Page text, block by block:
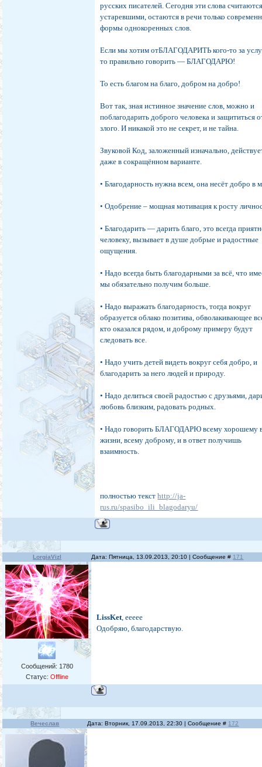
русских писателей. Сегодня эти слова
устаревшими, остаются в речи только
формы однокоренных слов.
Если мы хотим отБЛАГОДАРИТЬ кого-то за
то правильно говорить — БЛАГОДАРЮ!
То есть благом на благо, добром на добро!
Вот так, зная истинное значение слов, можно и
поблагодарить доброго человека и защититься
злого. И никакой это не секрет, и не тайна.
Звуковой Код, заложенный изначально,
даже в сокращённом варианте.
• Благодарность нужна всем, она несёт добро в
• Одобрение – мощная мотивация к росту
• Благодарить — дарить благо, это всегда
человеку, вызывает в душе добрые и радостные
ощущения.
• Надо всегда быть благодарными за всё, что
мы обязательно получим больше.
• Надо выражать благодарность, тогда вокруг
образуется облако позитива, обволакивающее
кто оказался рядом, и доброму примеру будут
следовать все.
• Надо учить детей видеть вокруг себя добро, и
благодарить за него людей и природу.
• Надо делиться своей радостью с друзьями,
любовь близким, радовать родных.
• Надо говорить БЛАГОДАРЮ всему хорошему
жизни, всему доброму, и в ответ получишь
взаимность.
полностью текстhttp://ja-
rus.ru/spasibo_ili_blagodaryu/
LorgiaVizl Дата: Пятница, 13.09.2013, 20:10 | Сообщение # 171
Сообщений: 1780
Статус: Offline
LissKet, еееее
Одобряю, благодарствую.
Вечеслав Дата: Вторник, 17.09.2013, 22:30 | Сообщение # 172